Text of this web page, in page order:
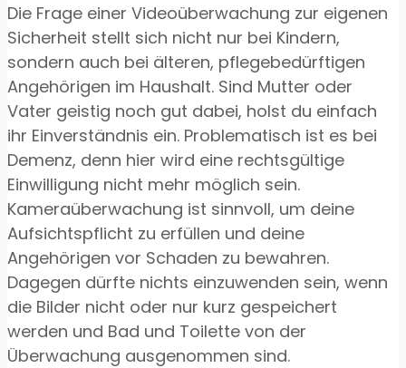
Die Frage einer Videoüberwachung zur eigenen
Sicherheit stellt sich nicht nur bei Kindern,
sondern auch bei älteren, pflegebedürftigen
Angehörigen im Haushalt. Sind Mutter oder
Vater geistig noch gut dabei, holst du einfach
ihr Einverständnis ein. Problematisch ist es bei
Demenz, denn hier wird eine rechtsgültige
Einwilligung nicht mehr möglich sein.
Kameraüberwachung ist sinnvoll, um deine
Aufsichtspflicht zu erfüllen und deine
Angehörigen vor Schaden zu bewahren.
Dagegen dürfte nichts einzuwenden sein, wenn
die Bilder nicht oder nur kurz gespeichert
werden und Bad und Toilette von der
Überwachung ausgenommen sind.